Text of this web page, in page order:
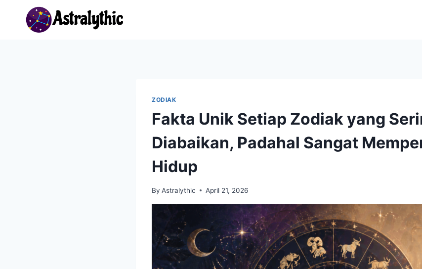
ZODIAK
Fakta Unik Setiap Zodiak yang
Diabaikan, Padahal Sangat
Hidup
By Astralythic April 21, 2026